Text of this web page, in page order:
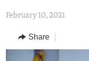
main
Navigation
to
AFRICA
AMERICAS
TOPICS
HUMAN RIGHTS
SECURITY AND
ARCHIVE
ABOUT US
February 10, 2021
Share